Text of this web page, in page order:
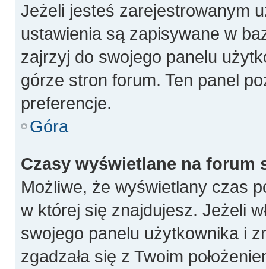
Jeżeli jesteś zarejestrowanym
ustawienia są zapisywane w
zajrzyj do swojego panelu
górze stron forum. Ten panel
preferencje.
Góra
Czasy wyświetlane na forum
Możliwe, że wyświetlany czas
w której się znajdujesz. Jeżeli
swojego panelu użytkownika i
zgadzała się z Twoim